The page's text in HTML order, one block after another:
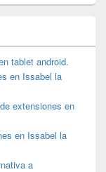
tablet android.
en Issabel la
extensiones en
en Issabel la
a